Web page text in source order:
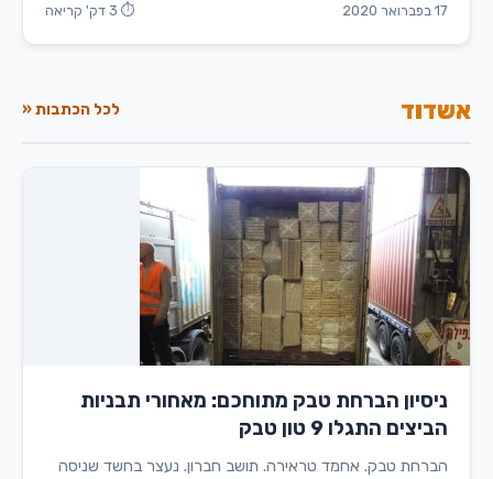
17 בפברואר 2020 ⏱ 3 דק' קריאה
אשדוד לכל הכתבות «
ניסיון הברחת טבק מתוחכם: מאחורי תבניות
הביצים התגלו 9 טון טבק
הברחת טבק. אחמד טראירה. תושב חברון. נעצר בחשד שניסה